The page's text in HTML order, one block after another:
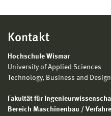
Kontakt
Hochschule Wismar
University of Applied Sciences
Technology, Business and Design
Fakultät für
Bereich Maschinenbau /